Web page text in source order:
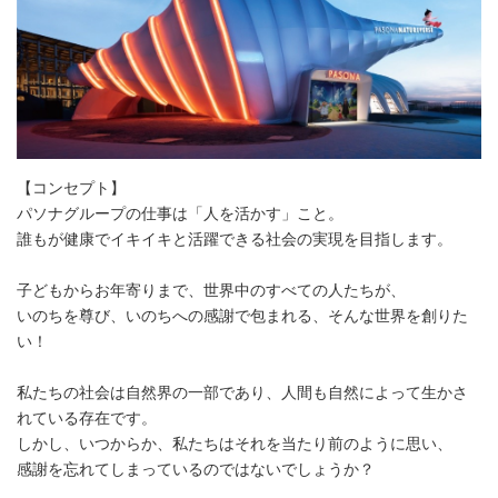
【コンセプト】
パソナグループの仕事は「人を活かす」こと。
誰もが健康でイキイキと活躍できる社会の実現を目指します。
子どもからお年寄りまで、世界中のすべての人たちが、
いのちを尊び、いのちへの感謝で包まれる、そんな世界を創りた
い！
私たちの社会は自然界の一部であり、人間も自然によって生かさ
れている存在です。
しかし、いつからか、私たちはそれを当たり前のように思い、
感謝を忘れてしまっているのではないでしょうか？